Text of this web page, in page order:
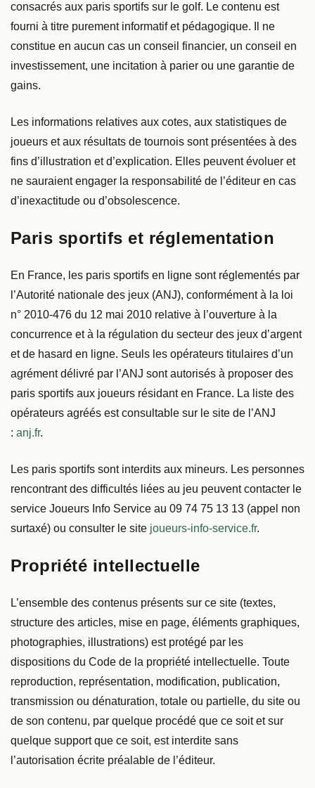
consacrés aux paris sportifs sur le golf. Le contenu est
fourni à titre purement informatif et pédagogique. Il ne
constitue en aucun cas un conseil financier, un conseil en
investissement, une incitation à parier ou une garantie de
gains.
Les informations relatives aux cotes, aux statistiques de
joueurs et aux résultats de tournois sont présentées à des
fins d’illustration et d’explication. Elles peuvent évoluer et
ne sauraient engager la responsabilité de l’éditeur en cas
d’inexactitude ou d’obsolescence.
Paris sportifs et réglementation
En France, les paris sportifs en ligne sont réglementés par
l’Autorité nationale des jeux (ANJ), conformément à la loi
n° 2010-476 du 12 mai 2010 relative à l’ouverture à la
concurrence et à la régulation du secteur des jeux d’argent
et de hasard en ligne. Seuls les opérateurs titulaires d’un
agrément délivré par l’ANJ sont autorisés à proposer des
paris sportifs aux joueurs résidant en France. La liste des
opérateurs agréés est consultable sur le site de l’ANJ
: anj.fr.
Les paris sportifs sont interdits aux mineurs. Les personnes
rencontrant des difficultés liées au jeu peuvent contacter le
service Joueurs Info Service au 09 74 75 13 13 (appel non
surtaxé) ou consulter le site joueurs-info-service.fr.
Propriété intellectuelle
L’ensemble des contenus présents sur ce site (textes,
structure des articles, mise en page, éléments graphiques,
photographies, illustrations) est protégé par les
dispositions du Code de la propriété intellectuelle. Toute
reproduction, représentation, modification, publication,
transmission ou dénaturation, totale ou partielle, du site ou
de son contenu, par quelque procédé que ce soit et sur
quelque support que ce soit, est interdite sans
l’autorisation écrite préalable de l’éditeur.